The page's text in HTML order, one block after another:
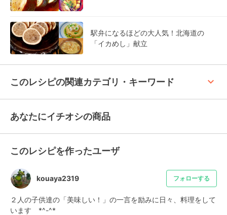
駅弁になるほどの大人気！北海道の
「イカめし」献立
このレシピの関連カテゴリ・キーワード keyboard_arrow_up
あなたにイチオシの商品
このレシピを作ったユーザ
kouaya2319 フォローする
２人の子供達の「美味しい！」の一言を励みに日々、料理をして
います　*^-^*